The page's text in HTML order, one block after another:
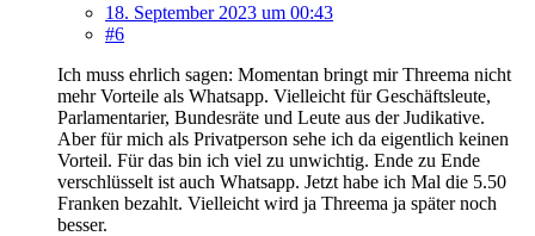
18. September 2023 um 00:43
#6
Ich muss ehrlich sagen: Momentan bringt mir Threema nicht
mehr Vorteile als Whatsapp. Vielleicht für Geschäftsleute,
Parlamentarier, Bundesräte und Leute aus der Judikative.
Aber für mich als Privatperson sehe ich da eigentlich keinen
Vorteil. Für das bin ich viel zu unwichtig. Ende zu Ende
verschlüsselt ist auch Whatsapp. Jetzt habe ich Mal die 5.50
Franken bezahlt. Vielleicht wird ja Threema ja später noch
besser.